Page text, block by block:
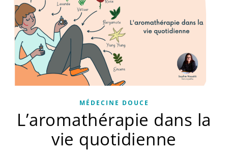
MÉDECINE DOUCE
L’aromathérapie dans la
vie quotidienne